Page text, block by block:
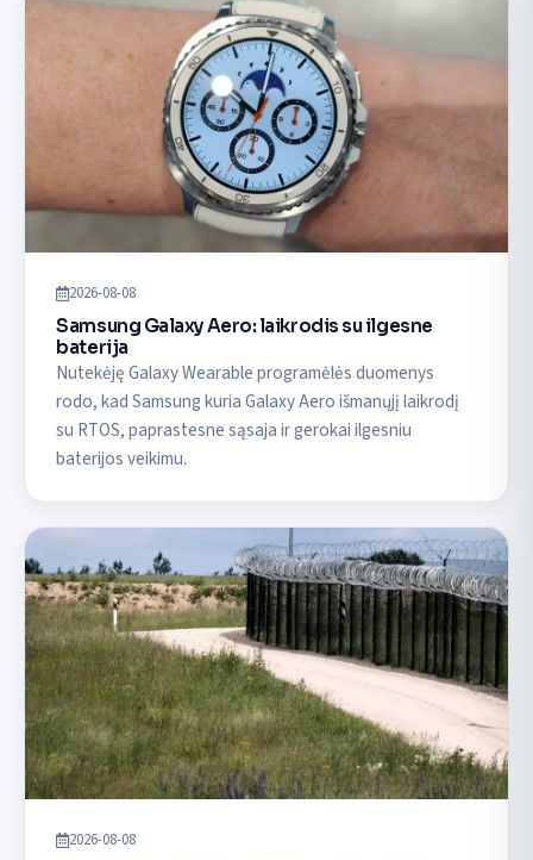
2026-08-08
Samsung Galaxy Aero: laikrodis su ilgesne
baterija
Nutekėję Galaxy Wearable programėlės duomenys
rodo, kad Samsung kuria Galaxy Aero išmanųjį laikrodį
su RTOS, paprastesne sąsaja ir gerokai ilgesniu
baterijos veikimu.
2026-08-08